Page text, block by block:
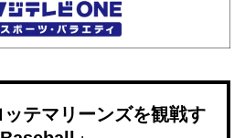
ッテマリーンズを観戦す